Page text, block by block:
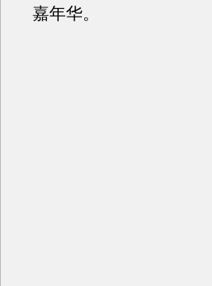
嘉年华。